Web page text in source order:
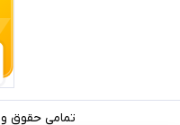
تمامی حقوق